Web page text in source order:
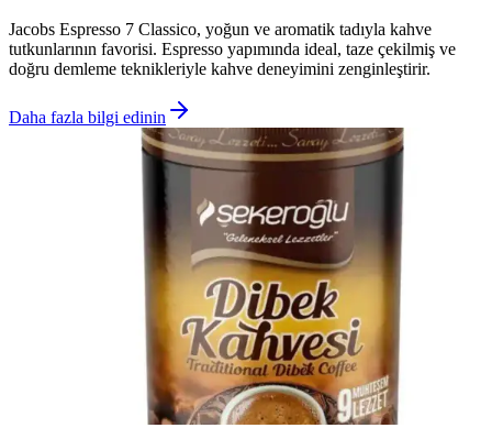
Jacobs Espresso 7 Classico, yoğun ve aromatik tadıyla kahve
tutkunlarının favorisi. Espresso yapımında ideal, taze çekilmiş ve
doğru demleme teknikleriyle kahve deneyimini zenginleştirir.
Daha fazla bilgi edinin